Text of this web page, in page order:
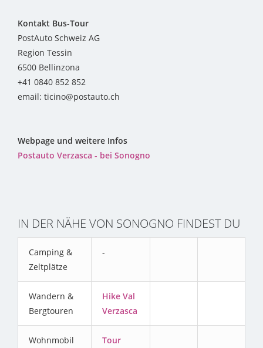
Kontakt Bus-Tour
PostAuto Schweiz AG
Region Tessin
6500 Bellinzona
+41 0840 852 852
email: ticino@postauto.ch
Webpage und weitere Infos
Postauto Verzasca - bei Sonogno
IN DER NÄHE VON SONOGNO FINDEST DU
Camping &
Zeltplätze
-
Wandern &
Bergtouren
Hike Val
Verzasca
Wohnmobil
Tour